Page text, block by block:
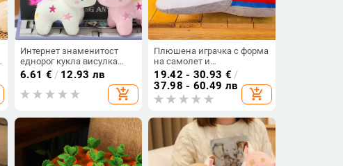
Интернет знаменитост
еднорог кукла висулка
сладко пони плюшена
играчка малка мини
висулка чанта
ключодържател висулка
6.61 € / 12.93 лв
add_shopping_cart
Плюшена играчка с форма
на самолет и
възглавничка,
персонализиран логотип,
подходящ подарък за
рожден ден на момичета.
19.42 - 30.93 € /
37.98 - 60.49 лв
add_shopping_cart